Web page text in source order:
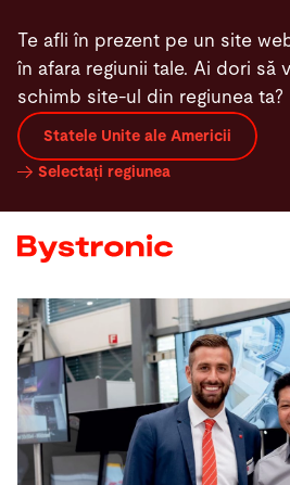
conţinutul
principal
Te afli în prezent pe un site
în afara regiunii tale. Ai dori să
schimb site-ul din regiunea ta?
Statele Unite ale Americii
Selectați regiunea
Mașini și Software
Servicii
Redacţie
Compania